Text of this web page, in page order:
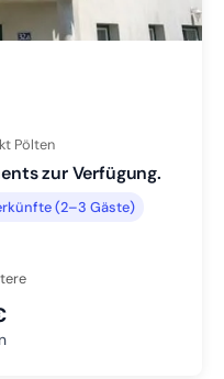
Slide 1 wechseln
2 wechseln
3 wechseln
4 wechseln
Pölten
zur Verfügung.
(2–3 Gäste)